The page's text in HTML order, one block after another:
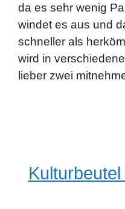
da es sehr wenig
windet es aus und
schneller als
wird in
lieber zwei